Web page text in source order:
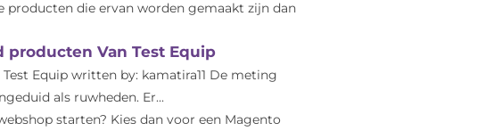
producten die ervan worden gemaakt zijn dan
Van Test Equip
Equip written by: kamatira11 De meting
als ruwheden. Er...
starten? Kies dan voor een Magento